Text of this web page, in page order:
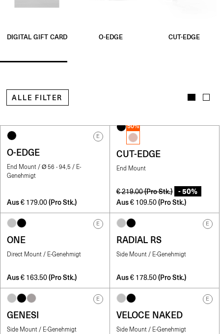
DIGITAL GIFT CARD O-EDGE CUT-EDGE
ALLE FILTER
E
O-EDGE
End Mount / Ø 56 - 94,5 / E-
Genehmigt
Aus € 179.00 (Pro Stk.)
50%
CUT-EDGE
End Mount
€219.00(Pro Stk.) - 50%
Aus € 109.50 (Pro Stk.)
E
ONE
Direct Mount / E-Genehmigt
Aus € 163.50 (Pro Stk.)
E
RADIAL RS
Side Mount / E-Genehmigt
Aus € 178.50 (Pro Stk.)
E
GENESI
Side Mount / E-Genehmigt
E
VELOCE NAKED
Side Mount / E-Genehmigt